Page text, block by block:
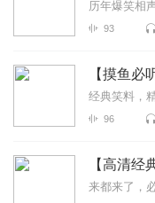
93
【摸鱼必
96
【高清经